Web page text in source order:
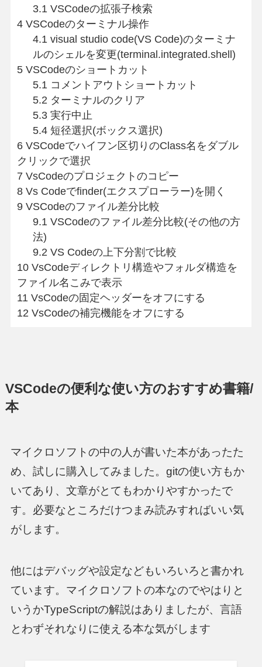
3.1 VSCodeの拡張子検索
4VSCodeのターミナル操作
4.1 visual studio code(VS Code)のターミナ
ルのシェルを変更(terminal.integrated.shell)
5VSCodeのショートカット
5.1 コメントアウトショートカット
5.2 ターミナルのクリア
5.3実行中止
5.4短径選択(ボックス選択)
6VSCodeでハイフン区切りのClass名をダブル
クリックで選択
7 VsCodeのプロジェクトのコピー
8Vs Codeでfinder(エクスプローラー)を開く
9VSCodeのファイル差分比較
9.1 VSCodeのファイル差分比較(その他の方
法)
9.2 VS Codeの上下分割で比較
10VsCodeディレクトリ構造やフォルダ構造を
ファイル名こみで表示
11 VsCodeの固定ヘッダーをオフにする
12 VsCodeの補完機能をオフにする
VSCodeの便利な使い方のおすすめ書籍/
本
マイクロソフトの中の人が書いた本があったた
め、試しに購入してみました。gitの使い方もか
いてあり、文章がとてもわかりやすかったで
す。必要なところだけつまみ読みすればいい気
がします。
他にはデバッグや設定などもいろいろと書かれ
ています。マイクロソフトの本なのでやはりと
いうかTypeScriptの解説はありましたが、言語
とわずそれなりに使える本な気がします